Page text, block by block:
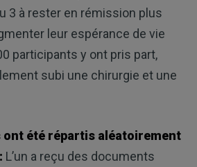
3 à rester en rémission plus
leur espérance de vie
participants y ont pris part,
subi une chirurgie et une
ont été répartis aléatoirement
L’un a reçu des documents